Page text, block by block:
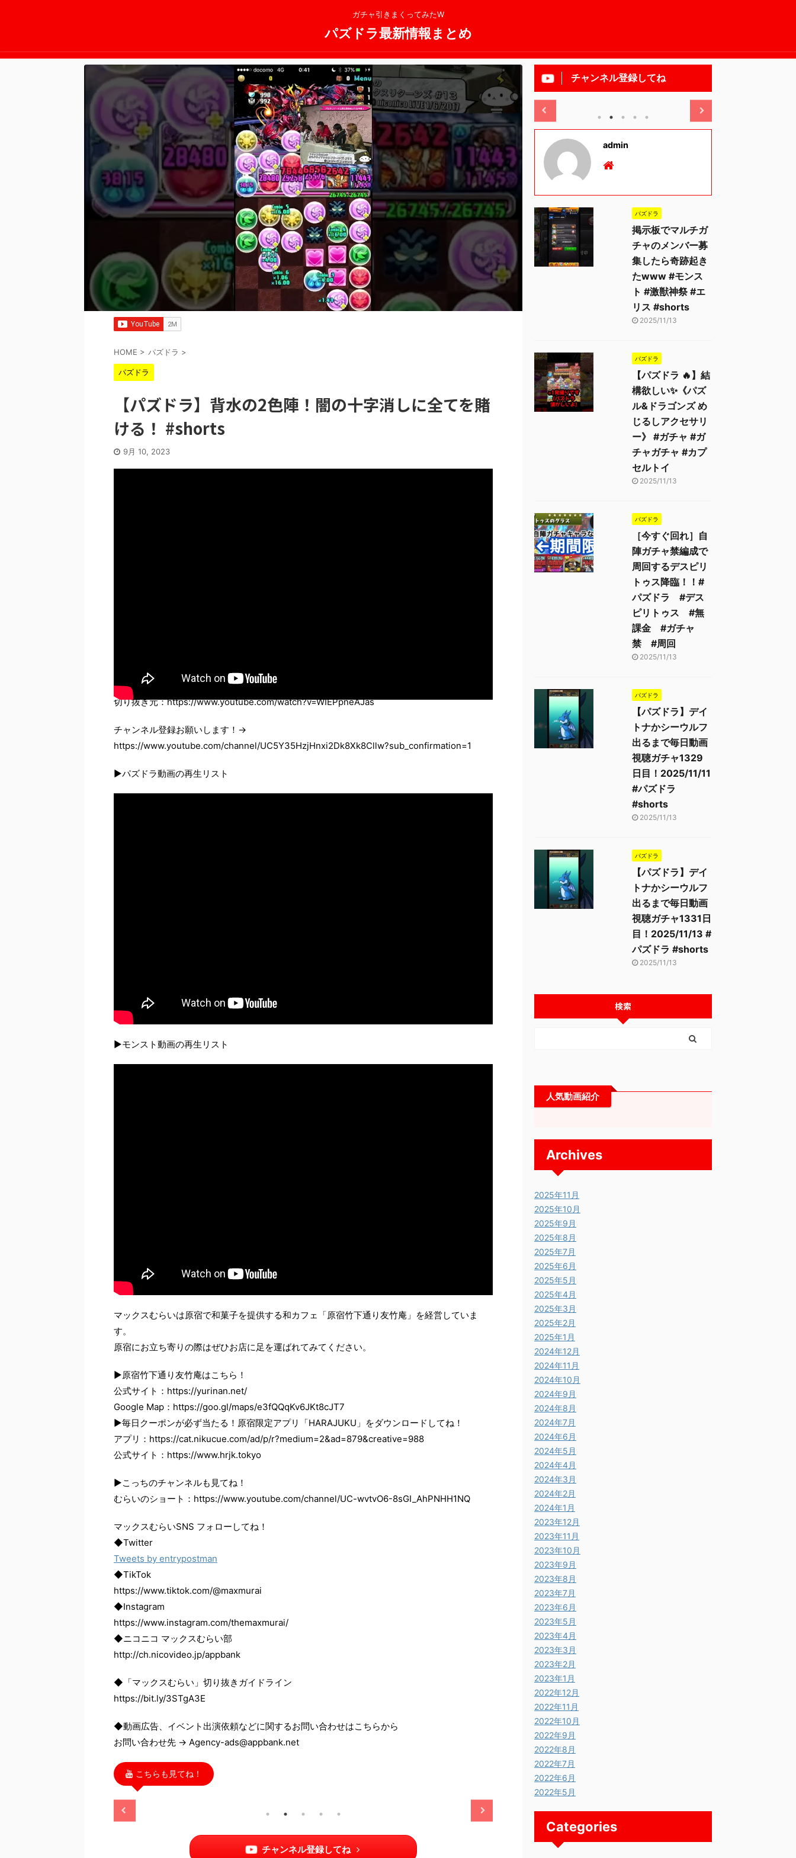
ガチャ引きまくってみたW
パズドラ最新情報まとめ
HOME > パズドラ >
パズドラ
【パズドラ】背水の2色陣！闇の十字消しに全てを賭
ける！ #shorts
9月 10, 2023
切り抜き元：https://www.youtube.com/watch?v=WIEPpneAJas
チャンネル登録お願いします！→
https://www.youtube.com/channel/UC5Y35HzjHnxi2Dk8Xk8Cllw?sub_confirmation=1
▶パズドラ動画の再生リスト
▶モンスト動画の再生リスト
マックスむらいは原宿で和菓子を提供する和カフェ「原宿竹下通り友竹庵」を経営していま
す。
原宿にお立ち寄りの際はぜひお店に足を運ばれてみてください。
▶原宿竹下通り友竹庵はこちら！
公式サイト：https://yurinan.net/
Google Map：https://goo.gl/maps/e3fQQqKv6JKt8cJT7
▶毎日クーポンが必ず当たる！原宿限定アプリ「HARAJUKU」をダウンロードしてね！
アプリ：https://cat.nikucue.com/ad/p/r?medium=2&ad=879&creative=988
公式サイト：https://www.hrjk.tokyo
▶こっちのチャンネルも見てね！
むらいのショート：https://www.youtube.com/channel/UC-wvtvO6-8sGI_AhPNHH1NQ
マックスむらいSNS フォローしてね！
◆Twitter
Tweets by entrypostman
◆TikTok
https://www.tiktok.com/@maxmurai
◆Instagram
https://www.instagram.com/themaxmurai/
◆ニコニコ マックスむらい部
http://ch.nicovideo.jp/appbank
◆「マックスむらい」切り抜きガイドライン
https://bit.ly/3STgA3E
◆動画広告、イベント出演依頼などに関するお問い合わせはこちらから
お問い合わせ先 → Agency-ads@appbank.net
こちらも見てね！
2025/11/13
チャンネル登録してね
チャンネル登録してね
2025/11/13 2025/11/13
admin
パズドラ
掲示板でマルチガ
チャのメンバー募
集したら奇跡起き
たwww #モンス
ト #激獣神祭 #エ
リス #shorts
2025/11/13
パズドラ
【パズドラ 🔥】結
構欲しい✨《パズ
ル&ドラゴンズ め
じるしアクセサリ
ー》 #ガチャ #ガ
チャガチャ #カプ
セルトイ
2025/11/13
パズドラ
［今すぐ回れ］自
陣ガチャ禁編成で
周回するデスピリ
トゥス降臨！！#
パズドラ #デス
ピリトゥス #無
課金 #ガチャ
禁 #周回
2025/11/13
パズドラ
【パズドラ】デイ
トナかシーウルフ
出るまで毎日動画
視聴ガチャ1329
日目！2025/11/11
#パズドラ
#shorts
2025/11/13
パズドラ
【パズドラ】デイ
トナかシーウルフ
出るまで毎日動画
視聴ガチャ1331日
目！2025/11/13 #
パズドラ #shorts
2025/11/13
検索
人気動画紹介
Archives
2025年11月
2025年10月
2025年9月
2025年8月
2025年7月
2025年6月
2025年5月
2025年4月
2025年3月
2025年2月
2025年1月
2024年12月
2024年11月
2024年10月
2024年9月
2024年8月
2024年7月
2024年6月
2024年5月
2024年4月
2024年3月
2024年2月
2024年1月
2023年12月
2023年11月
2023年10月
2023年9月
2023年8月
2023年7月
2023年6月
2023年5月
2023年4月
2023年3月
2023年2月
2023年1月
2022年12月
2022年11月
2022年10月
2022年9月
2022年8月
2022年7月
2022年6月
2022年5月
Categories